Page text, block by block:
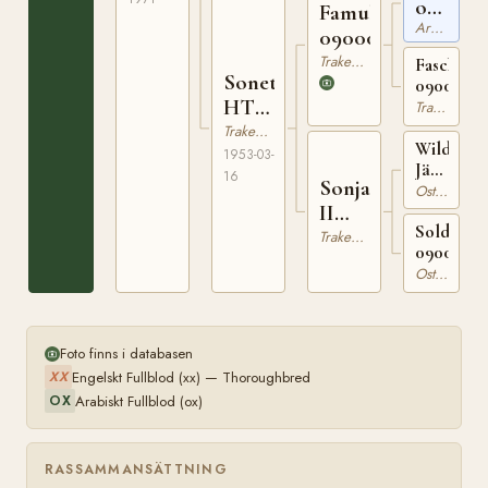
Sonett
HT
7101Trakehner
1953-03-
16
Famulus
090005138
Trakehner
Sonja
II
090133449
Trakehner
ox
PASB
97
Arabiskt Fullblod
Trakehner
Wilder
Jäger
Ostpreussare
Ostpreussare
Foto finns i databasen
XX Engelskt Fullblod (xx) — Thoroughbred
OX Arabiskt Fullblod (ox)
RASSAMMANSÄTTNING